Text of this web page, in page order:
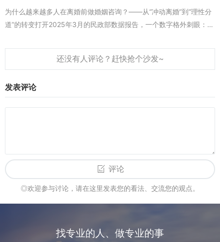
为什么越来越多人在离婚前做婚姻咨询？——从“冲动离婚”到“理性分
道”的转变打开2025年3月的民政部数据报告，一个数字格外刺眼：今
动申...
发表评论
评论
◎欢迎参与讨论，请在这里发表您的看法、交流您的观点。
找专业的人、做专业的事